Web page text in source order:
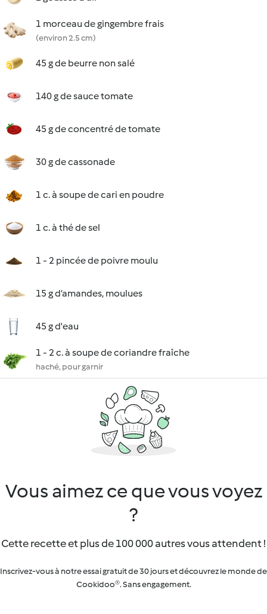
1 morceau de gingembre frais
(environ 2.5 cm)
45 g de beurre non salé
140 g de sauce tomate
45 g de concentré de tomate
30 g de cassonade
1 c. à soupe de cari en poudre
1 c. à thé de sel
1 - 2 pincée de poivre moulu
15 g d’amandes, moulues
45 g d'eau
1 - 2 c. à soupe de coriandre fraîche
haché, pour garnir
Vous aimez ce que vous voyez
?
Cette recette et plus de 100 000 autres vous attendent !
Inscrivez-vous à notre essai gratuit de 30 jours et découvrez le monde de
Cookidoo®. Sans engagement.